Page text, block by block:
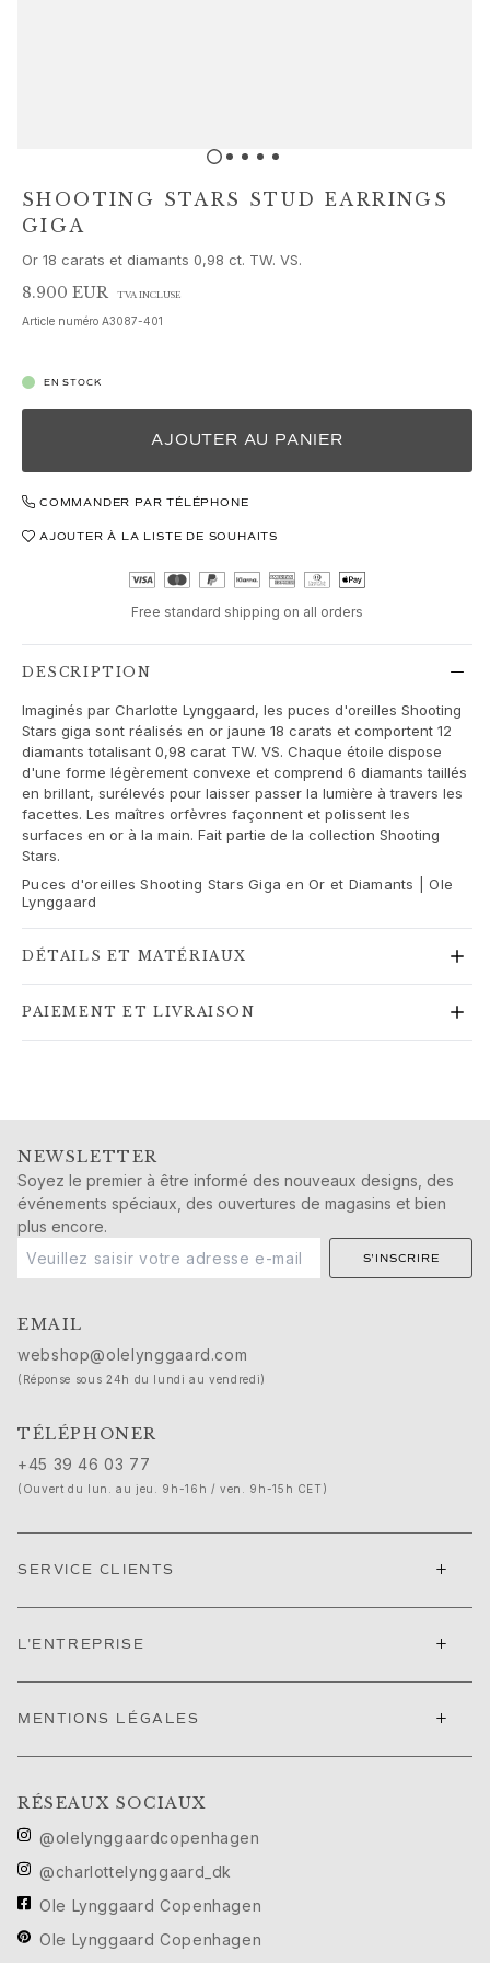
Shooting Stars
Nature
Lotus
Bird Family
Life
Horse
Leaves
Love
Love Bands
Under the Sea
Or blanc
Or rose
Argent
Diamants
Diamonds pavé
Perles
Cuir
Soie
Boucles d’oreilles en or pour femme
Fiançailles
Bagues de fiançailles pour elle
Bagues de fiançailles et alliances pour lui
Mariage
Alliances pour elle
Créations de mariage pour elle
Créations de mariage pour lui
Cadeaux du matin pour elle
Collections
Nature
Winter Frost
Lotus Pavé
Love Bands
Forever Love
Guidance
Guide des fiançailles et du mariage
Guide des tailles
Cadeaux
Occasion
Obtention d'un diplôme
Année du Cheval
Anniversaire de mariage
Anniversaire
SHOOTING STARS STUD EARRINGS
GIGA
Or 18 carats et diamants 0,98 ct. TW. VS.
8.900 EUR TVA INCLUSE
Article numéro A3087-401
EN STOCK
AJOUTER AU PANIER
COMMANDER PAR TÉLÉPHONE
AJOUTER À LA LISTE DE SOUHAITS
Free standard shipping on all orders
DESCRIPTION
Imaginés par Charlotte Lynggaard, les puces d'oreilles Shooting
Stars giga sont réalisés en or jaune 18 carats et comportent 12
diamants totalisant 0,98 carat TW. VS. Chaque étoile dispose
d'une forme légèrement convexe et comprend 6 diamants taillés
en brillant, surélevés pour laisser passer la lumière à travers les
facettes. Les maîtres orfèvres façonnent et polissent les
surfaces en or à la main. Fait partie de la collection Shooting
Stars.
Puces d'oreilles Shooting Stars Giga en Or et Diamants | Ole
Lynggaard
DÉTAILS ET MATÉRIAUX
PAIEMENT ET LIVRAISON
NEWSLETTER
Soyez le premier à être informé des nouveaux designs, des
événements spéciaux, des ouvertures de magasins et bien
plus encore.
S'INSCRIRE
EMAIL
webshop@olelynggaard.com
(Réponse sous 24h du lundi au vendredi)
TÉLÉPHONER
+45 39 46 03 77
(Ouvert du lun. au jeu. 9h-16h / ven. 9h-15h CET)
SERVICE CLIENTS +
L'ENTREPRISE +
MENTIONS LÉGALES +
RÉSEAUX SOCIAUX
@olelynggaardcopenhagen
@charlottelynggaard_dk
Ole Lynggaard Copenhagen
Ole Lynggaard Copenhagen